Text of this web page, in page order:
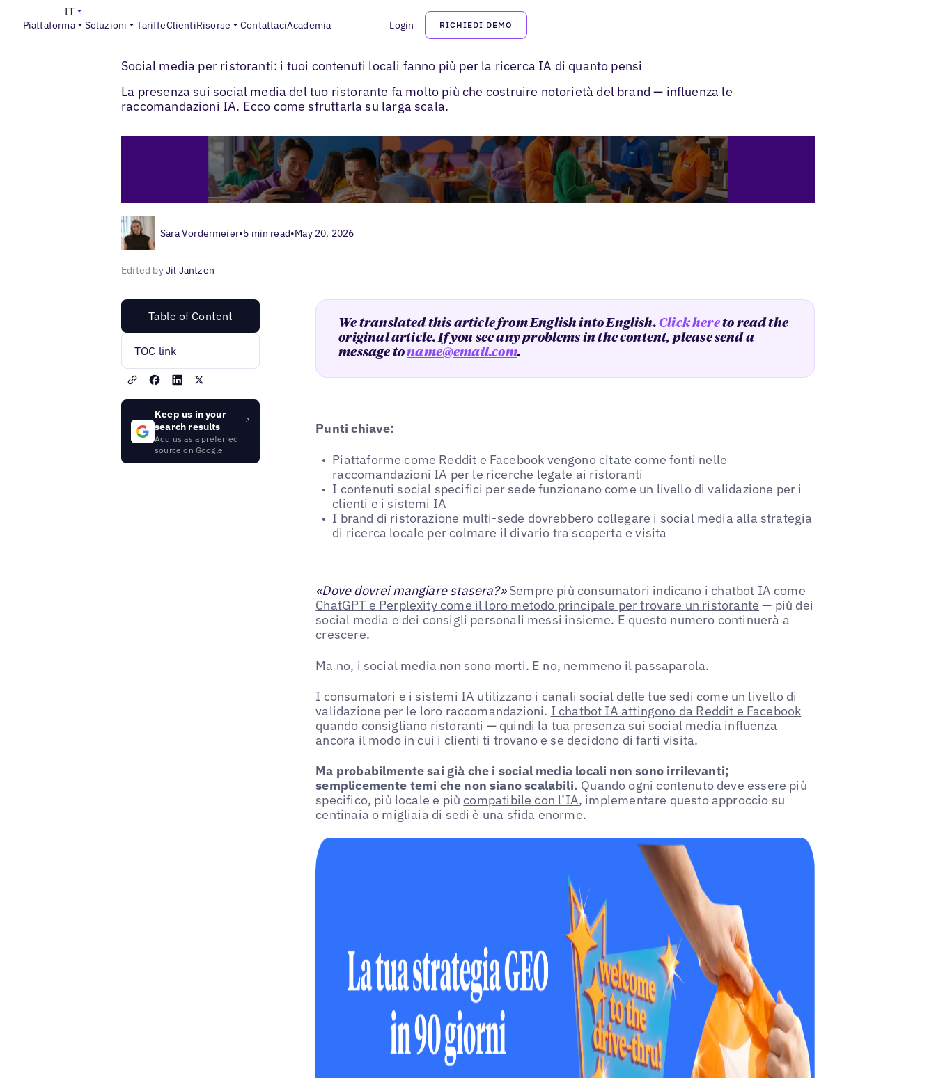
Piattaforma Soluzioni TariffeClientiRisorse ContattaciAcademia Login RICHIEDI DEMO
IT
Blogs> Social media locale>
Social media per ristoranti: i tuoi contenuti locali fanno più per la ricerca IA di quanto pensi
La presenza sui social media del tuo ristorante fa molto più che costruire notorietà del brand — influenza le
raccomandazioni IA. Ecco come sfruttarla su larga scala.
Sara Vordermeier•5 min read•May 20, 2026
Edited byJil Jantzen
Table of Content
TOC link
Keep us in your
search results
Add us as a preferred
source on Google
We translated this article from English into English. Click hereto read the
original article. If you see any problems in the content, please send a
message toname@email.com.
Punti chiave:
Piattaforme come Reddit e Facebook vengono citate come fonti nelle
raccomandazioni IA per le ricerche legate ai ristoranti
I contenuti social specifici per sede funzionano come un livello di validazione per i
clienti e i sistemi IA
I brand di ristorazione multi-sede dovrebbero collegare i social media alla strategia
di ricerca locale per colmare il divario tra scoperta e visita
«Dove dovrei mangiare stasera?»Sempre piùconsumatori indicano i chatbot IA come
ChatGPT e Perplexity come il loro metodo principale per trovare un ristorante — più dei
social media e dei consigli personali messi insieme. E questo numero continuerà a
crescere.
Ma no, i social media non sono morti. E no, nemmeno il passaparola.
I consumatori e i sistemi IA utilizzano i canali social delle tue sedi come un livello di
validazione per le loro raccomandazioni. I chatbot IA attingono da Reddit e Facebook
quando consigliano ristoranti — quindi la tua presenza sui social media influenza
ancora il modo in cui i clienti ti trovano e se decidono di farti visita.
Ma probabilmente sai già che i social media locali non sono irrilevanti;
semplicemente temi che non siano scalabili. Quando ogni contenuto deve essere più
specifico, più locale e piùcompatibile con l’IA, implementare questo approccio su
centinaia o migliaia di sedi è una sfida enorme.